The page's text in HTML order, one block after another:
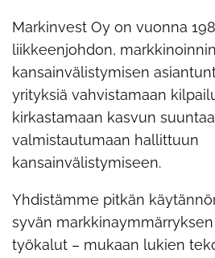
Markinvest Oy on vuonna
liikkeenjohdon,
kansainvälistymisen
yrityksiä vahvistamaan
kirkastamaan kasvun
valmistautumaan hallittuun
kansainvälistymiseen.
Yhdistämme pitkän
syvän
työkalut – mukaan lukien